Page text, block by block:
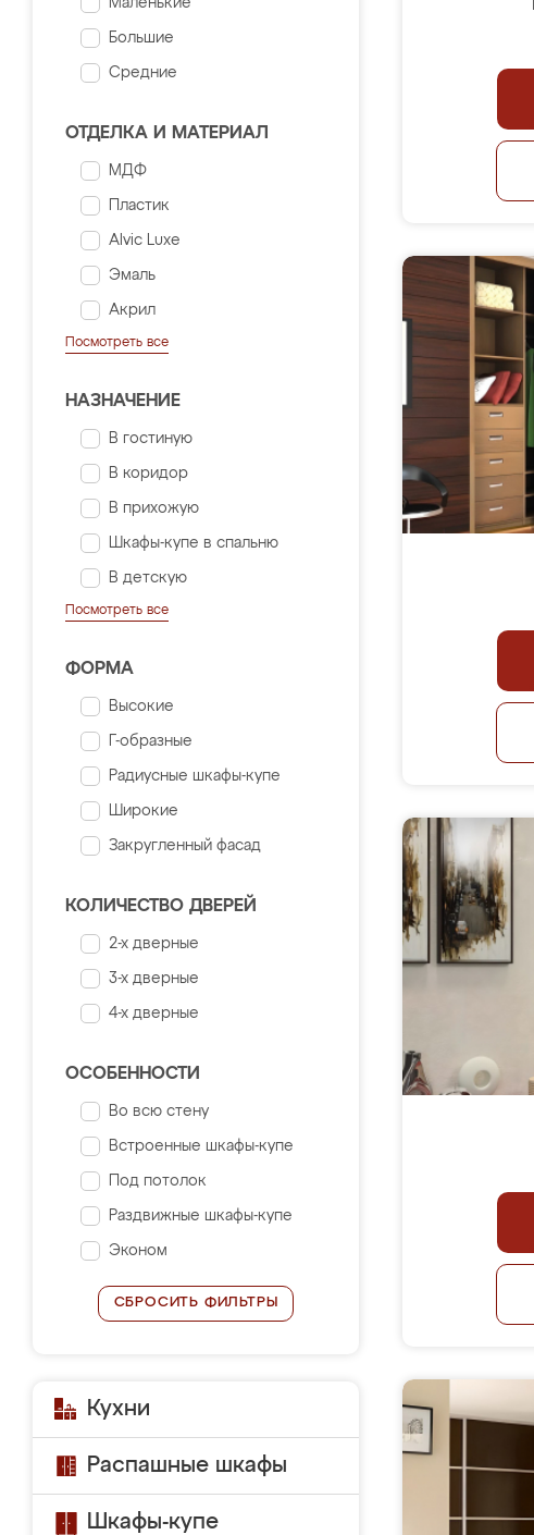
Маленькие
Большие
Средние
ОТДЕЛКА И МАТЕРИАЛ
МДФ
Пластик
Alvic Luxe
Эмаль
Акрил
Посмотреть все
НАЗНАЧЕНИЕ
В гостиную
В коридор
В прихожую
Шкафы-купе в спальню
В детскую
Посмотреть все
ФОРМА
Высокие
Г-образные
Радиусные шкафы-купе
Широкие
Закругленный фасад
КОЛИЧЕСТВО ДВЕРЕЙ
2-х дверные
3-х дверные
4-х дверные
ОСОБЕННОСТИ
Во всю стену
Встроенные шкафы-купе
Под потолок
Раздвижные шкафы-купе
Эконом
СБРОСИТЬ ФИЛЬТРЫ
Кухни
Распашные шкафы
Шкафы-купе